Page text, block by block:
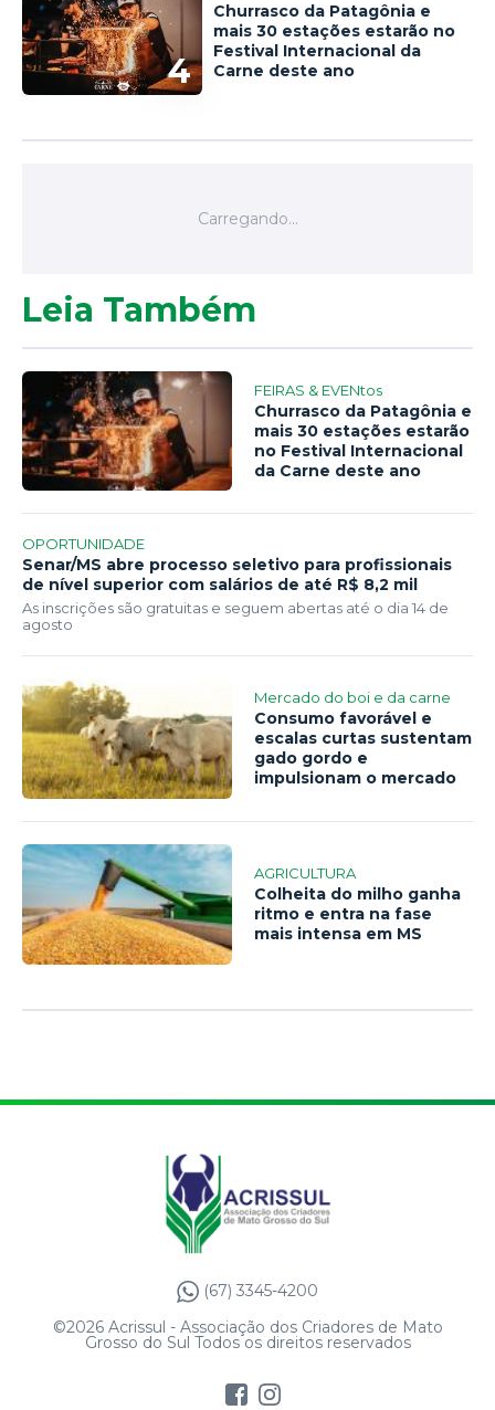
4
Churrasco da Patagônia e
mais 30 estações estarão no
Festival Internacional da
Carne deste ano
Leia Também
FEIRAS & EVENtos
Churrasco da Patagônia e
mais 30 estações estarão
no Festival Internacional
da Carne deste ano
OPORTUNIDADE
Senar/MS abre processo seletivo para profissionais
de nível superior com salários de até R$ 8,2 mil
As inscrições são gratuitas e seguem abertas até o dia 14 de
agosto
Mercado do boi e da carne
Consumo favorável e
escalas curtas sustentam
gado gordo e
impulsionam o mercado
AGRICULTURA
Colheita do milho ganha
ritmo e entra na fase
mais intensa em MS
(67) 3345-4200
©2026 Acrissul - Associação dos Criadores de Mato
Grosso do Sul Todos os direitos reservados